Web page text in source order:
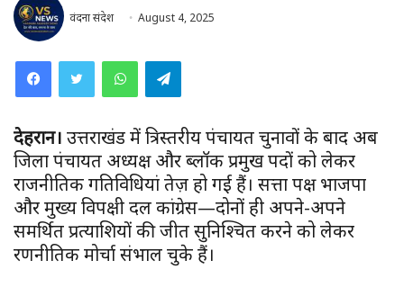
वंदना संदेश August 4, 2025
WhatsAppTelegram
देहरादून। उत्तराखंड में त्रिस्तरीय पंचायत चुनावों के बाद अब
जिला पंचायत अध्यक्ष और ब्लॉक प्रमुख पदों को लेकर
राजनीतिक गतिविधियां तेज़ हो गई हैं। सत्ता पक्ष भाजपा
और मुख्य विपक्षी दल कांग्रेस—दोनों ही अपने-अपने
समर्थित प्रत्याशियों की जीत सुनिश्चित करने को लेकर
रणनीतिक मोर्चा संभाल चुके हैं।